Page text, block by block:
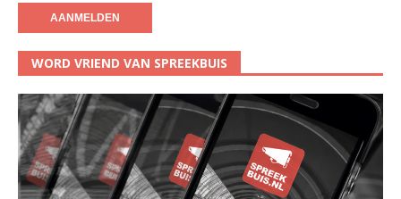
WORD VRIEND VAN SPREEKBUIS